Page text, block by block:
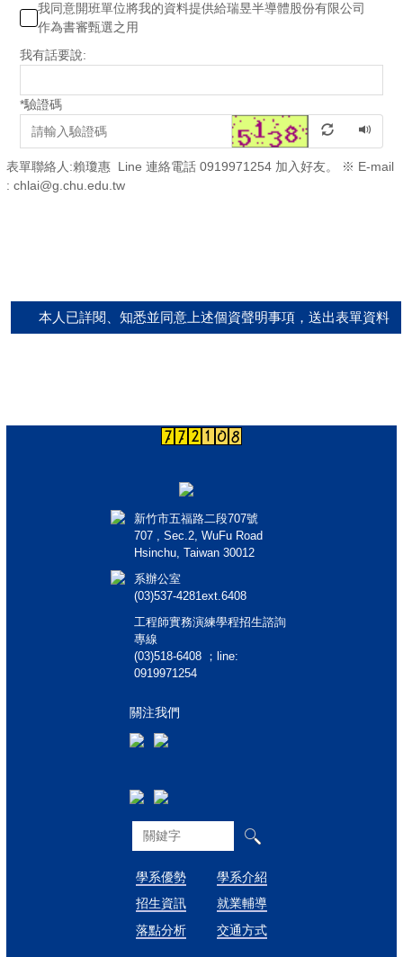
我同意開班單位將我的資料提供給瑞昱半導體股份有限公司
作為書審甄選之用
我有話要說:
*驗證碼
表單聯絡人:賴瓊惠 Line 連絡電話 0919971254 加入好友。 ※ E-mail
: chlai@g.chu.edu.tw
本人已詳閱、知悉並同意上述個資聲明事項，送出表單資料
新竹市五福路二段707號
707 , Sec.2, WuFu Road
Hsinchu, Taiwan 30012
系辦公室
(03)537-4281ext.6408
工程師實務演練學程招生諮詢
專線
(03)518-6408 ；line:
0919971254
關注我們
學系優勢
招生資訊
落點分析
學系介紹
就業輔導
交通方式